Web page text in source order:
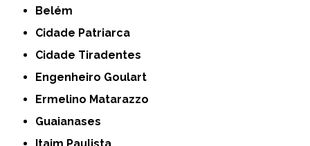
Belém
Cidade Patriarca
Cidade Tiradentes
Engenheiro Goulart
Ermelino Matarazzo
Guaianases